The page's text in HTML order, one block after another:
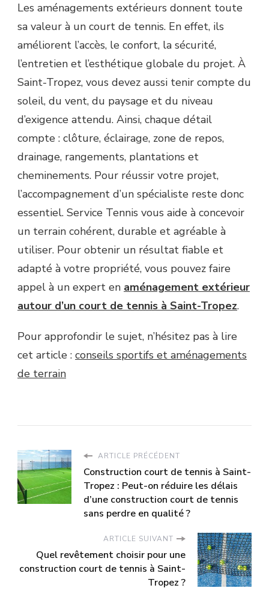
Les aménagements extérieurs donnent toute
sa valeur à un court de tennis. En effet, ils
améliorent l’accès, le confort, la sécurité,
l’entretien et l’esthétique globale du projet. À
Saint-Tropez, vous devez aussi tenir compte du
soleil, du vent, du paysage et du niveau
d’exigence attendu. Ainsi, chaque détail
compte : clôture, éclairage, zone de repos,
drainage, rangements, plantations et
cheminements. Pour réussir votre projet,
l’accompagnement d’un spécialiste reste donc
essentiel. Service Tennis vous aide à concevoir
un terrain cohérent, durable et agréable à
utiliser. Pour obtenir un résultat fiable et
adapté à votre propriété, vous pouvez faire
appel à un expert en aménagement extérieur
autour d’un court de tennis à Saint-Tropez.
Pour approfondir le sujet, n’hésitez pas à lire
cet article : conseils sportifs et aménagements
de terrain
ARTICLE PRÉCÉDENT
Construction court de tennis à Saint-
Tropez : Peut-on réduire les délais
d’une construction court de tennis
sans perdre en qualité ?
ARTICLE SUIVANT
Quel revêtement choisir pour une
construction court de tennis à Saint-
Tropez ?